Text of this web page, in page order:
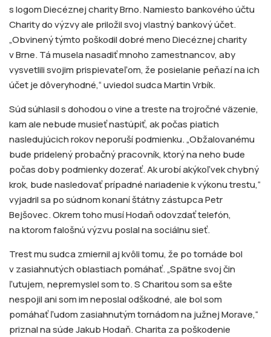
s logom Diecéznej charity Brno. Namiesto bankového účtu
Charity do výzvy ale priložil svoj vlastný bankový účet.
„Obvinený týmto poškodil dobré meno Diecéznej charity
v Brne. Tá musela nasadiť mnoho zamestnancov, aby
vysvetlili svojim prispievateľom, že posielanie peňazí na ich
účet je dôveryhodné,“ uviedol sudca Martin Vrbík.
Súd súhlasil s dohodou o vine a treste na trojročné väzenie,
kam ale nebude musieť nastúpiť, ak počas piatich
nasledujúcich rokov neporuší podmienku. „Obžalovanému
bude pridelený probačný pracovník, ktorý na neho bude
počas doby podmienky dozerať. Ak urobí akýkoľvek chybný
krok, bude nasledovať prípadné nariadenie k výkonu trestu,“
vyjadril sa po súdnom konaní štátny zástupca Petr
Bejšovec. Okrem toho musí Hodaň odovzdať telefón,
na ktorom falošnú výzvu poslal na sociálnu sieť.
Trest mu sudca zmiernil aj kvôli tomu, že po tornáde bol
v zasiahnutých oblastiach pomáhať. „Spätne svoj čin
ľutujem, nepremyslel som to. S Charitou som sa ešte
nespojil ani som im neposlal odškodné, ale bol som
pomáhať ľudom zasiahnutým tornádom na južnej Morave,“
priznal na súde Jakub Hodaň. Charita za poškodenie